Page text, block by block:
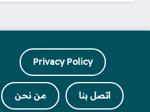
Privacy Policy
اتصل بنا من نحن